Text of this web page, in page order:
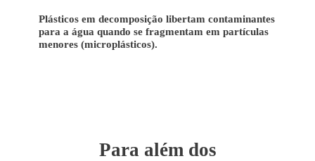
Plásticos em decomposição libertam contaminantes
para a água quando se fragmentam em partículas
menores (microplásticos).
Para além dos